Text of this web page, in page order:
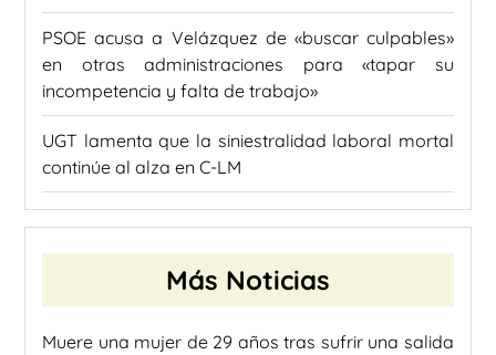
PSOE acusa a Velázquez de «buscar culpables»
en otras administraciones para «tapar su
incompetencia y falta de trabajo»
UGT lamenta que la siniestralidad laboral mortal
continúe al alza en C-LM
Más Noticias
Muere una mujer de 29 años tras sufrir una salida